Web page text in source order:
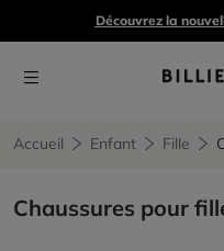
Découvrez la
Accueil Enfant Fille
Chaussures pour